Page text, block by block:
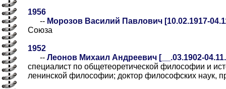
1956
-- Морозов Василий Павлович [10.02.1917-
Союза
1952
-- Леонов Михаил Андреевич [__.03.1902-
специалист по общетеоретической философии и
ленинской философии; доктор философских наук,